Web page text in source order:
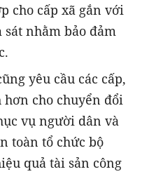
cho cấp xã gắn với
nhằm bảo đảm
yêu cầu các cấp,
cho chuyển đổi
vụ người dân và
toàn tổ chức bộ
quả tài sản công